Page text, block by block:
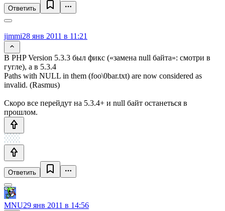
Ответить
jimmi28 янв 2011 в 11:21
В PHP Version 5.3.3 был фикс («замена null байта»: смотри в
гугле), а в 5.3.4
Paths with NULL in them (foo\0bar.txt) are now considered as
invalid. (Rasmus)
Скоро все перейдут на 5.3.4+ и null байт останеться в
прошлом.
Ответить
MNU29 янв 2011 в 14:56